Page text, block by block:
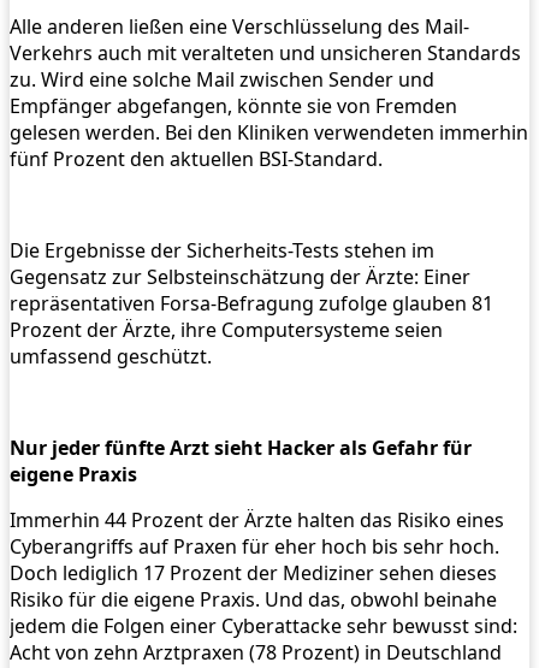
Alle anderen ließen eine Verschlüsselung des Mail-
Verkehrs auch mit veralteten und unsicheren Standards
zu. Wird eine solche Mail zwischen Sender und
Empfänger abgefangen, könnte sie von Fremden
gelesen werden. Bei den Kliniken verwendeten immerhin
fünf Prozent den aktuellen BSI-Standard.
Die Ergebnisse der Sicherheits-Tests stehen im
Gegensatz zur Selbsteinschätzung der Ärzte: Einer
repräsentativen Forsa-Befragung zufolge glauben 81
Prozent der Ärzte, ihre Computersysteme seien
umfassend geschützt.
Nur jeder fünfte Arzt sieht Hacker als Gefahr für
eigene Praxis
Immerhin 44 Prozent der Ärzte halten das Risiko eines
Cyberangriffs auf Praxen für eher hoch bis sehr hoch.
Doch lediglich 17 Prozent der Mediziner sehen dieses
Risiko für die eigene Praxis. Und das, obwohl beinahe
jedem die Folgen einer Cyberattacke sehr bewusst sind:
Acht von zehn Arztpraxen (78 Prozent) in Deutschland